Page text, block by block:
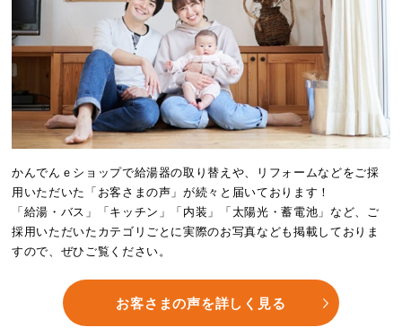
かんでんｅショップで給湯器の取り替えや、リフォームなどをご採
用いただいた「お客さまの声」が続々と届いております！
「給湯・バス」「キッチン」「内装」「太陽光・蓄電池」など、ご
採用いただいたカテゴリごとに実際のお写真なども掲載しておりま
すので、ぜひご覧ください。
お客さまの声を詳しく見る